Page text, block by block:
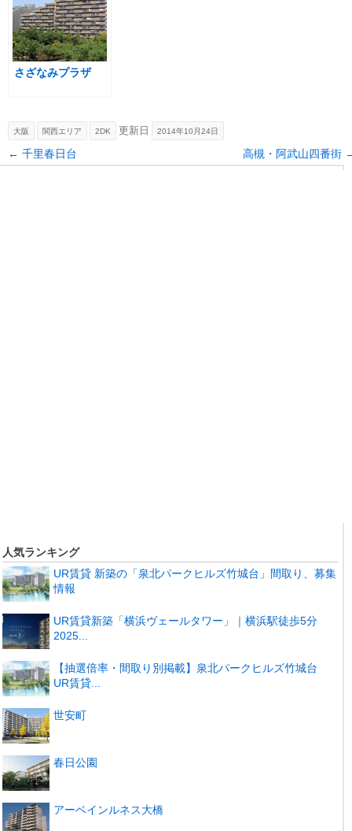
さざなみプラザ
大阪 関西エリア 2DK 更新日 2014年10月24日
Post navigation
← 千里春日台 高槻・阿武山四番街
人気ランキング
UR賃貸 新築の「泉北パークヒルズ竹城台」間取り、募集
情報
UR賃貸新築「横浜ヴェールタワー」｜横浜駅徒歩5分
2025...
【抽選倍率・間取り別掲載】泉北パークヒルズ竹城台
UR賃貸...
世安町
春日公園
アーベインルネス大橋